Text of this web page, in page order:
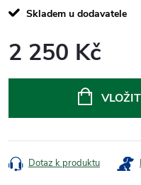
Skladem u dodavatele
2 250 Kč
Dotaz k produktu